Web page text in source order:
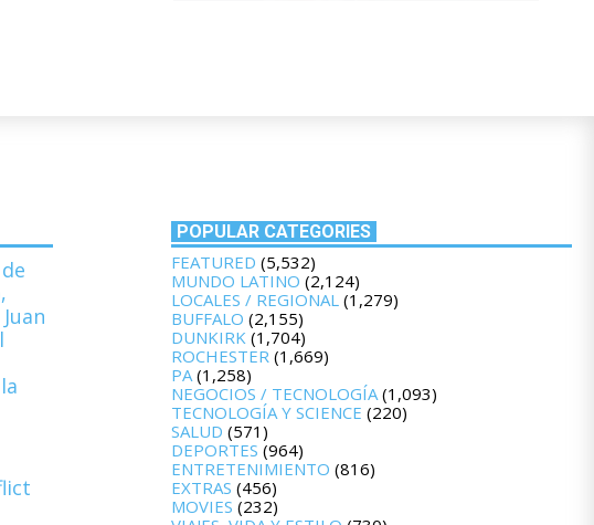
POPULAR CATEGORIES
FEATURED (5,532)
MUNDO LATINO (2,124)
LOCALES / REGIONAL(1,279)
BUFFALO (2,155)
DUNKIRK(1,704)
ROCHESTER(1,669)
PA(1,258)
NEGOCIOS / TECNOLOGÍA(1,093)
TECNOLOGÍA Y SCIENCE (220)
SALUD (571)
DEPORTES (964)
ENTRETENIMIENTO (816)
EXTRAS (456)
MOVIES (232)